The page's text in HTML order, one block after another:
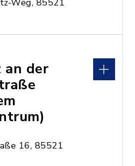
Weg, 85521
an der
16, 85521